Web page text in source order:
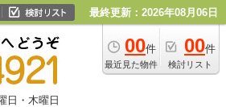
最終更新：2026年08月06日
00件
最近見た物件
00件
検討リスト
日・木曜日